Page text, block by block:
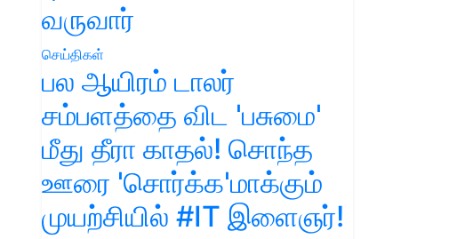
வருவார்
செய்திகள்
பல ஆயிரம் டாலர்
சம்பளத்தை விட 'பசுமை'
மீது தீரா காதல்! சொந்த
ஊரை 'சொர்க்க'மாக்கும்
முயற்சியில் #IT இளைஞர்!